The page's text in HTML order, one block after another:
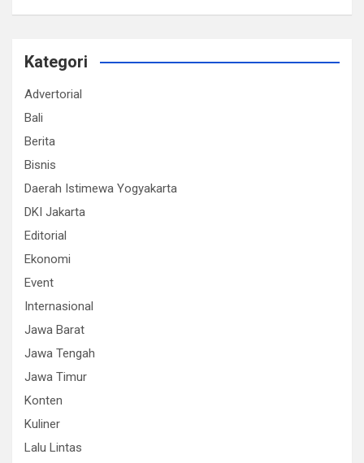
Kategori
Advertorial
Bali
Berita
Bisnis
Daerah Istimewa Yogyakarta
DKI Jakarta
Editorial
Ekonomi
Event
Internasional
Jawa Barat
Jawa Tengah
Jawa Timur
Konten
Kuliner
Lalu Lintas